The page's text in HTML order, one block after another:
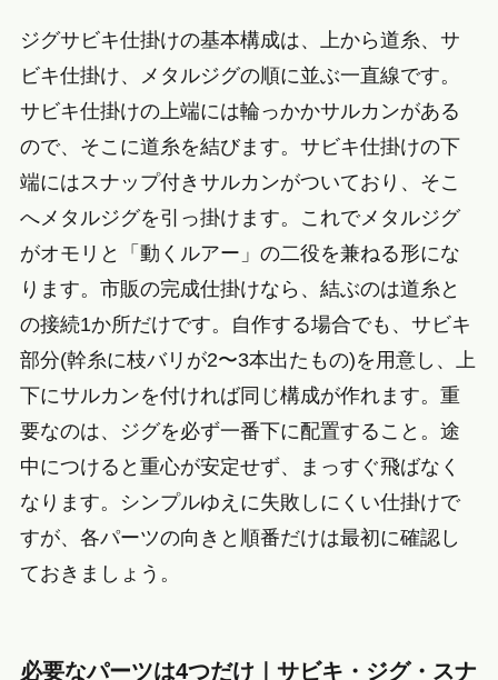
ジグサビキ仕掛けの基本構成は、上から道糸、サ
ビキ仕掛け、メタルジグの順に並ぶ一直線です。
サビキ仕掛けの上端には輪っかかサルカンがある
ので、そこに道糸を結びます。サビキ仕掛けの下
端にはスナップ付きサルカンがついており、そこ
へメタルジグを引っ掛けます。これでメタルジグ
がオモリと「動くルアー」の二役を兼ねる形にな
ります。市販の完成仕掛けなら、結ぶのは道糸と
の接続1か所だけです。自作する場合でも、サビキ
部分(幹糸に枝バリが2〜3本出たもの)を用意し、上
下にサルカンを付ければ同じ構成が作れます。重
要なのは、ジグを必ず一番下に配置すること。途
中につけると重心が安定せず、まっすぐ飛ばなく
なります。シンプルゆえに失敗しにくい仕掛けで
すが、各パーツの向きと順番だけは最初に確認し
ておきましょう。
必要なパーツは4つだけ｜サビキ・ジグ・スナ